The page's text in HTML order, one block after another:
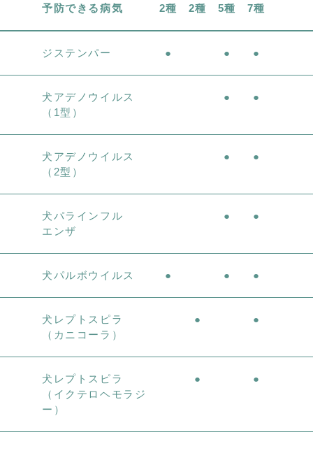
予防できる病気 2種 2種 5種 7種
ジステンパー ● ● ●
犬アデノウイルス
（1型）
● ●
犬アデノウイルス
（2型）
● ●
犬パラインフル
エンザ
● ●
犬パルボウイルス ● ● ●
犬レプトスピラ
（カニコーラ）
● ●
犬レプトスピラ
（イクテロヘモラジ
ー）
● ●